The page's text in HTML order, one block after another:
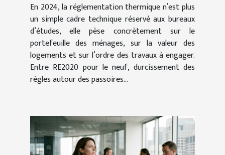
En 2024, la réglementation thermique n’est plus
un simple cadre technique réservé aux bureaux
d’études, elle pèse concrètement sur le
portefeuille des ménages, sur la valeur des
logements et sur l’ordre des travaux à engager.
Entre RE2020 pour le neuf, durcissement des
règles autour des passoires...